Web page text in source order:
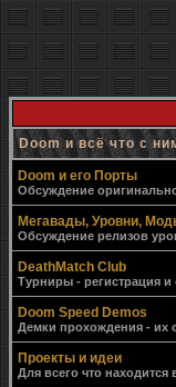
Doom и всё что с
Doom и его Порты
Обсуждение
Мегавады, Уровни,
Обсуждение релизов
DeathMatch Club
Турниры - регистрация
Doom Speed Demos
Демки прохождения - их
Проекты и идеи
Для всего что находится